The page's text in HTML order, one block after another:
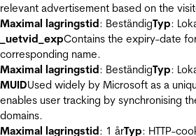
relevant advertisement based on the
Maximal lagringstid: BeständigTyp:
_uetvid_expContains the expiry-date
corresponding name.
Maximal lagringstid: BeständigTyp:
MUIDUsed widely by Microsoft as a
enables user tracking by synchronising
domains.
Maximal lagringstid: 1 årTyp: HTTP-